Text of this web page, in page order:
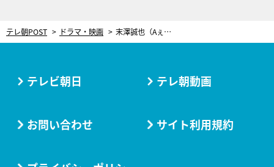
テレ朝POST ドラマ・映画 末澤誠也（Aぇ! group）、『ボーイフレンド降臨！』への熱い思い告白「いっそう芝居が好きになった」
テレビ朝日 テレ朝動画
お問い合わせ サイト利用規約